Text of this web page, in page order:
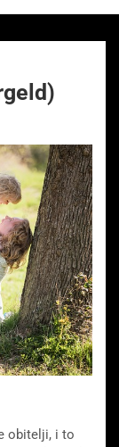
obitelji, i to